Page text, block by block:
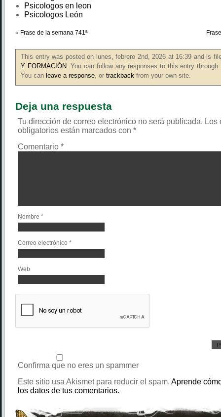
Psicologos en leon
Psicologos León
« Frase de la semana 741ª
This entry was posted on lunes, febrero 2nd, 2026 at 16:39 and is
Y FORMACIÓN. You can follow any responses to this entry
You can leave a response, or trackback from your own site.
Deja una respuesta
Tu dirección de correo electrónico no será publicada. Los
obligatorios están marcados con *
Comentario *
Nombre *
Correo electrónico *
Web
Confirma que no eres un spammer
Este sitio usa Akismet para reducir el spam. Aprende
los datos de tus comentarios.